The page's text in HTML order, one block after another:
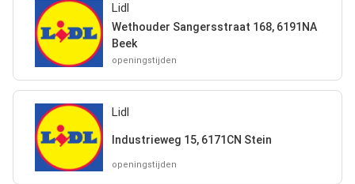
Lidl
Wethouder Sangersstraat 168, 6191NA
Beek
openingstijden
Lidl
Industrieweg 15, 6171CN Stein
openingstijden